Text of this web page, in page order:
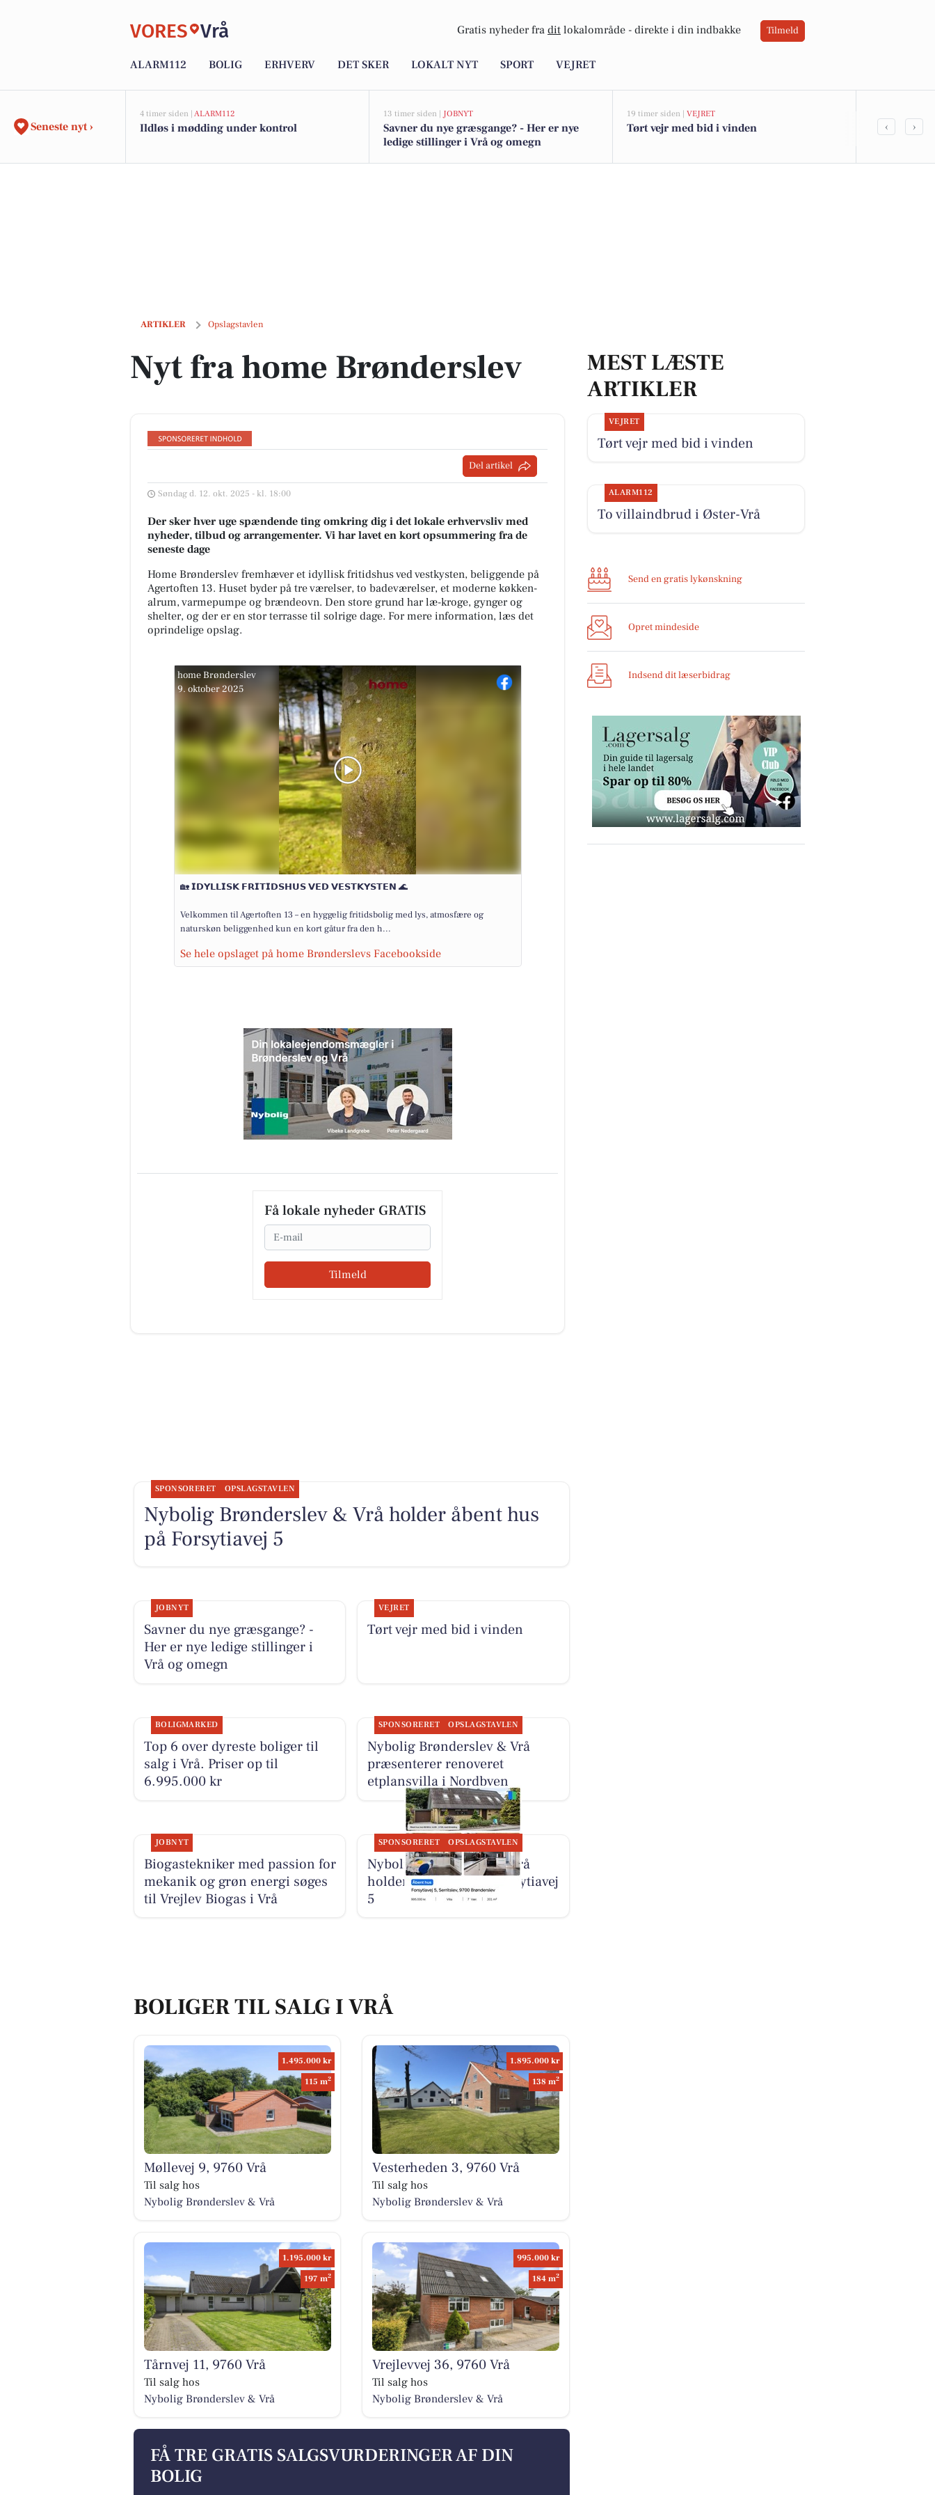
VORES Vrå Gratis nyheder fra dit lokalområde - direkte i din indbakke Tilmeld
ALARM112 BOLIG ERHVERV DET SKER LOKALT NYT SPORT VEJRET
Seneste nyt ›
4 timer siden | ALARM112
Ildløs i mødding under kontrol
13 timer siden | JOBNYT
Savner du nye græsgange? - Her er nye
ledige stillinger i Vrå og omegn
19 timer siden | VEJRET
Tørt vejr med bid i vinden
Top 6 over
‹ ›
ARTIKLER Opslagstavlen
Nyt fra home Brønderslev
Nyt fra home Brønderslev
Del artikel
Søndag d. 12. okt. 2025 - kl. 18:00
Der sker hver uge spændende ting omkring dig i det lokale erhvervsliv med
nyheder, tilbud og arrangementer. Vi har lavet en kort opsummering fra de
seneste dage
Home Brønderslev fremhæver et idyllisk fritidshus ved vestkysten, beliggende på
Agertoften 13. Huset byder på tre værelser, to badeværelser, et moderne køkken-
alrum, varmepumpe og brændeovn. Den store grund har læ-kroge, gynger og
shelter, og der er en stor terrasse til solrige dage. For mere information, læs det
oprindelige opslag.
home Brønderslev
9. oktober 2025
🏡 𝗜𝗗𝗬𝗟𝗟𝗜𝗦𝗞 𝗙𝗥𝗜𝗧𝗜𝗗𝗦𝗛𝗨𝗦 𝗩𝗘𝗗 𝗩𝗘𝗦𝗧𝗞𝗬𝗦𝗧𝗘𝗡 🌊
Velkommen til Agertoften 13 – en hyggelig fritidsbolig med lys, atmosfære og
naturskøn beliggenhed kun en kort gåtur fra den h...
Se hele opslaget på home Brønderslevs Facebookside
Få lokale nyheder GRATIS
Email
Tilmeld
MEST LÆSTE
ARTIKLER
VEJRET
Tørt vejr med bid i vinden
ALARM112
To villaindbrud i Øster-Vrå
Send en gratis lykønskning
Opret mindeside
Indsend dit læserbidrag
SPONSORERET OPSLAGSTAVLEN
Nybolig Brønderslev & Vrå holder åbent hus
på Forsytiavej 5
JOBNYT
Savner du nye græsgange? -
Her er nye ledige stillinger i
Vrå og omegn
VEJRET
Tørt vejr med bid i vinden
BOLIGMARKED
Top 6 over dyreste boliger til
salg i Vrå. Priser op til
6.995.000 kr
SPONSORERET OPSLAGSTAVLEN
Nybolig Brønderslev & Vrå
præsenterer renoveret
etplansvilla i Nordbyen
JOBNYT
Biogastekniker med passion for
mekanik og grøn energi søges
til Vrejlev Biogas i Vrå
SPONSORERET OPSLAGSTAVLEN
Nybolig Brønderslev & Vrå
holder åbent hus på Forsytiavej
5
BOLIGER TIL SALG I VRÅ
1.495.000 kr
115 m2
Møllevej 9, 9760 Vrå
Til salg hos
Nybolig Brønderslev & Vrå
1.895.000 kr
138 m2
Vesterheden 3, 9760 Vrå
Til salg hos
Nybolig Brønderslev & Vrå
1.195.000 kr
197 m2
Tårnvej 11, 9760 Vrå
Til salg hos
Nybolig Brønderslev & Vrå
995.000 kr
184 m2
Vrejlevvej 36, 9760 Vrå
Til salg hos
Nybolig Brønderslev & Vrå
FÅ TRE GRATIS SALGSVURDERINGER AF DIN
BOLIG